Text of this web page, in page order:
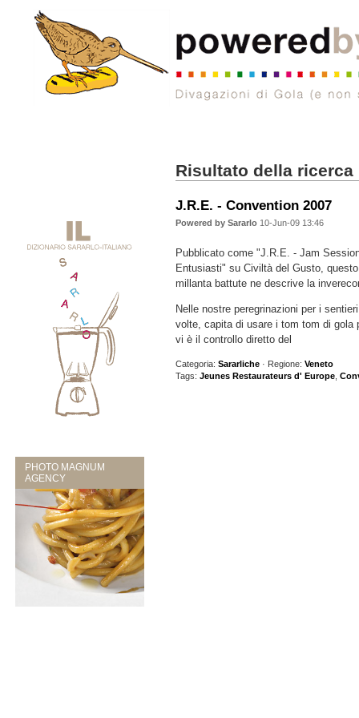
PHOTO MAGNUM
AGENCY
Risultato della ricerca
J.R.E. - Convention 2007
Powered by Sararlo 10-Jun-09 13:46
Pubblicato come "J.R.E. - Jam
Entusiasti" su Civiltà del Gusto,
millanta battute ne descrive la
Nelle nostre peregrinazioni per i
volte, capita di usare i tom tom di gola
vi è il controllo diretto del
Categoria:Sararliche · Regione:Veneto
Tags:Jeunes Restaurateurs d' Europe ,